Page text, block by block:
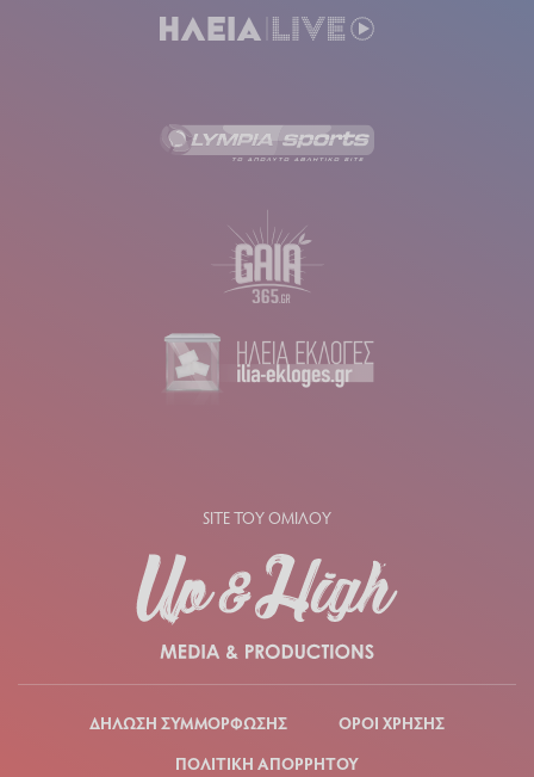
SITE ΤΟΥ ΟΜΙΛΟΥ
ΔΗΛΩΣΗ ΣΥΜΜΟΡΦΩΣΗΣ
ΟΡΟΙ ΧΡΗΣΗΣ
ΠΟΛΙΤΙΚΗ ΑΠΟΡΡΗΤΟΥ